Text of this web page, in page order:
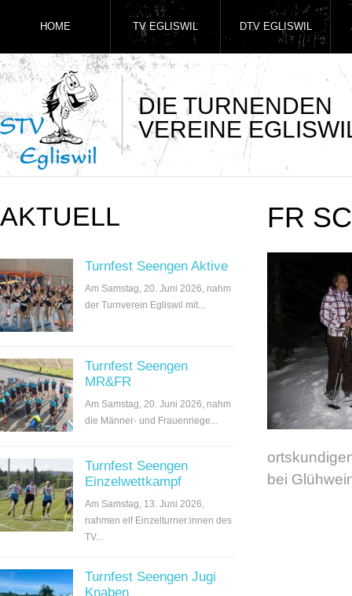
DIE TURNENDEN
VEREINE
HOME TV EGLISWIL DTV EGLISWIL
AKTUELL
Turnfest Seengen Aktive
Am Samstag, 20. Juni 2026, nahm
der Turnverein Egliswil mit...
Turnfest Seengen
MR&FR
Am Samstag, 20. Juni 2026, nahm
die Männer- und Frauenriege...
Turnfest Seengen
Einzelwettkampf
Am Samstag, 13. Juni 2026,
nahmen elf Einzelturner:innen des
TV...
Turnfest Seengen Jugi
Knaben
FR
bei